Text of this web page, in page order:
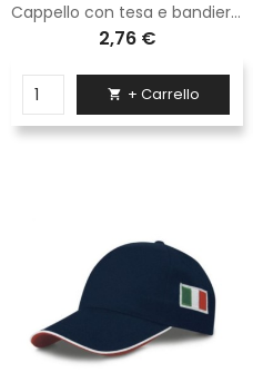
Cappello con tesa e bandierina a lato Logica bianco
2,76 €
 + Carrello